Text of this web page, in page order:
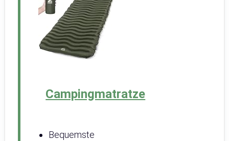
Campingmatratze
Bequemste